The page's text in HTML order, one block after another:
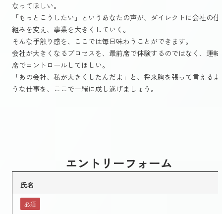
なってほしい。
「もっとこうしたい」というあなたの声が、ダイレクトに会社の仕
組みを変え、事業を大きくしていく。
そんな手触り感を、ここでは毎日味わうことができます。
会社が大きくなるプロセスを、最前席で体験するのではなく、運転
席でコントロールしてほしい。
「あの会社、私が大きくしたんだよ」と、将来胸を張って言えるよ
うな仕事を、ここで一緒に成し遂げましょう。
エントリーフォーム
氏名
必須